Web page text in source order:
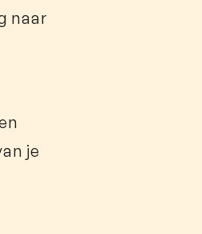
naar
je